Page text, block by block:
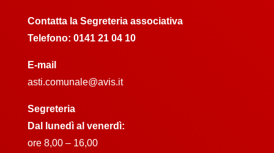
Contatta la Segreteria associativa
Telefono: 0141 21 04 10
E-mail
asti.comunale@avis.it
Segreteria
Dal lunedì al venerdì:
ore 8,00 – 16,00